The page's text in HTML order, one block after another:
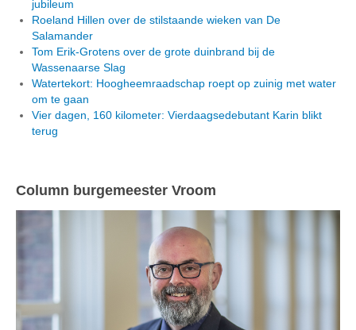
jubileum
Roeland Hillen over de stilstaande wieken van De
Salamander
Tom Erik-Grotens over de grote duinbrand bij de
Wassenaarse Slag
Watertekort: Hoogheemraadschap roept op zuinig met water
om te gaan
Vier dagen, 160 kilometer: Vierdaagsedebutant Karin blikt
terug
Column burgemeester Vroom